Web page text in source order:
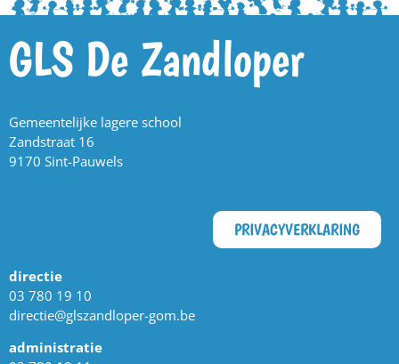
GLS De Zandloper
Gemeentelijke lagere school
Zandstraat 16
9170 Sint-Pauwels
PRIVACYVERKLARING
directie
03 780 19 10
directie@glszandloper-gom.be
administratie